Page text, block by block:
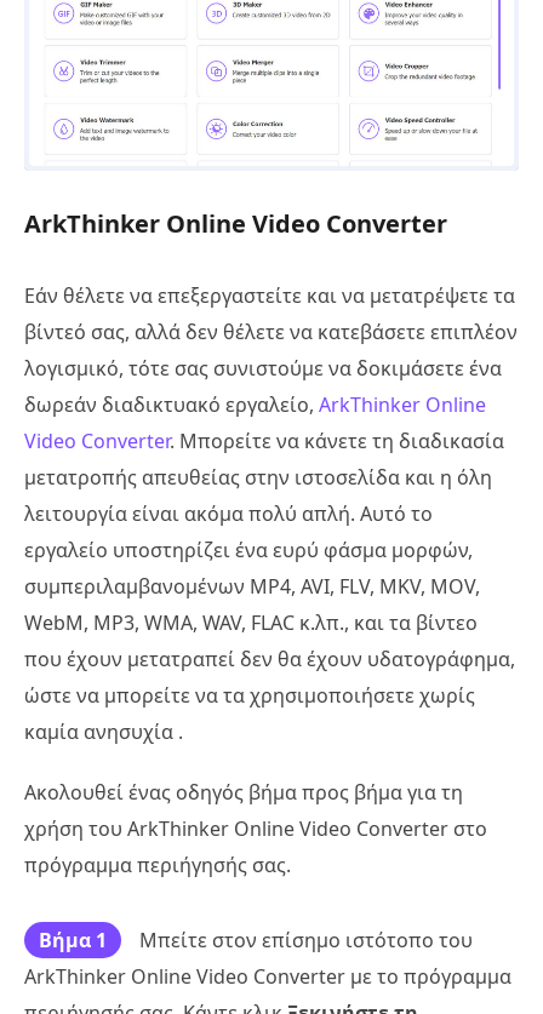
ArkThinker Online Video Converter
Εάν θέλετε να επεξεργαστείτε και να μετατρέψετε τα
βίντεό σας, αλλά δεν θέλετε να κατεβάσετε επιπλέον
λογισμικό, τότε σας συνιστούμε να δοκιμάσετε ένα
δωρεάν διαδικτυακό εργαλείο, ArkThinker Online
Video Converter. Μπορείτε να κάνετε τη διαδικασία
μετατροπής απευθείας στην ιστοσελίδα και η όλη
λειτουργία είναι ακόμα πολύ απλή. Αυτό το
εργαλείο υποστηρίζει ένα ευρύ φάσμα μορφών,
συμπεριλαμβανομένων MP4, AVI, FLV, MKV, MOV,
WebM, MP3, WMA, WAV, FLAC κ.λπ., και τα βίντεο
που έχουν μετατραπεί δεν θα έχουν υδατογράφημα,
ώστε να μπορείτε να τα χρησιμοποιήσετε χωρίς
καμία ανησυχία .
Ακολουθεί ένας οδηγός βήμα προς βήμα για τη
χρήση του ArkThinker Online Video Converter στο
πρόγραμμα περιήγησής σας.
Βήμα 1
Μπείτε στον επίσημο ιστότοπο του
ArkThinker Online Video Converter με το πρόγραμμα